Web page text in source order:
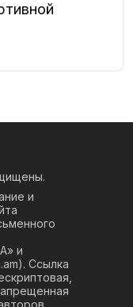
и
и
). Ссылка